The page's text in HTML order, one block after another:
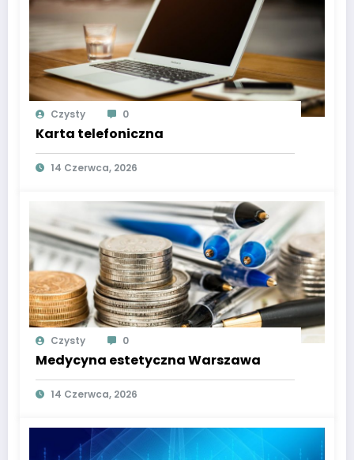
Czysty 0
Karta telefoniczna
14 Czerwca, 2026
Czysty 0
Medycyna estetyczna Warszawa
14 Czerwca, 2026